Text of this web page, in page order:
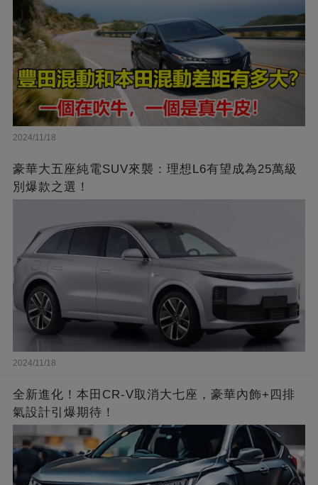
2024/11/18
豪華大五座純電SUV來襲：理想L6有望成為25萬級
別爆款之選！
2024/11/18
全新進化！本田CR-V取消大七座，豪華內飾+四排
氣設計引爆期待！